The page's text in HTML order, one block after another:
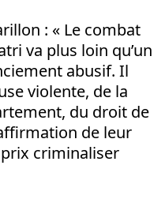
: « Le combat
va plus loin qu’un
abusif. Il
violente, de la
du droit de
de leur
criminaliser